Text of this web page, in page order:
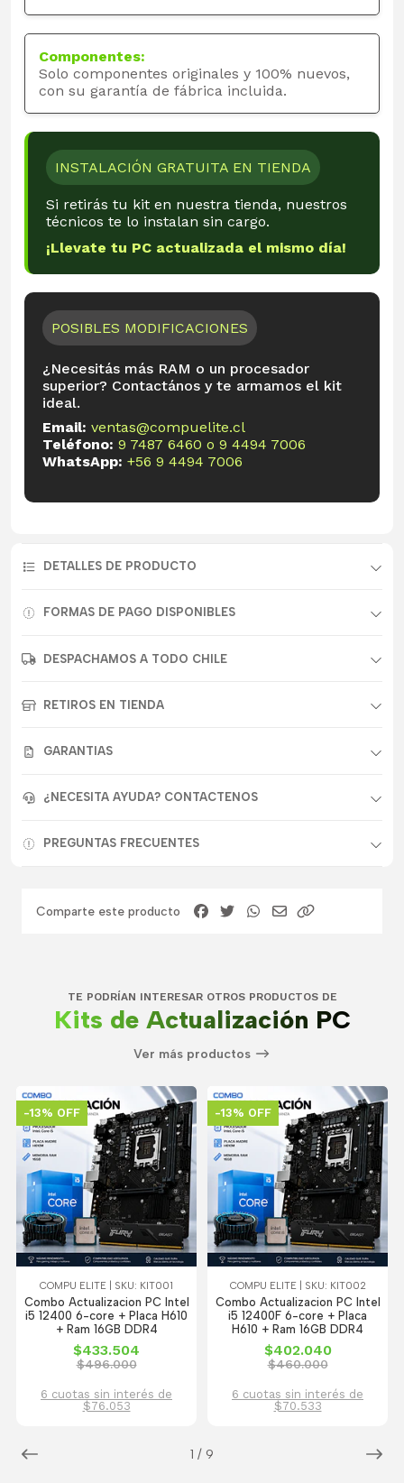
Componentes:
Solo componentes originales y 100% nuevos,
con su garantía de fábrica incluida.
INSTALACIÓN GRATUITA EN TIENDA
Si retirás tu kit en nuestra tienda, nuestros
técnicos te lo instalan sin cargo.
¡Llevate tu PC actualizada el mismo día!
POSIBLES MODIFICACIONES
¿Necesitás más RAM o un procesador
superior? Contactános y te armamos el kit
ideal.
Email: ventas@compuelite.cl
Teléfono: 9 7487 6460 o 9 4494 7006
WhatsApp: +56 9 4494 7006
DETALLES DE PRODUCTO
FORMAS DE PAGO DISPONIBLES
DESPACHAMOS A TODO CHILE
RETIROS EN TIENDA
GARANTIAS
¿NECESITA AYUDA? CONTACTENOS
PREGUNTAS FRECUENTES
Comparte este producto
TE PODRÍAN INTERESAR OTROS PRODUCTOS DE
Kits de Actualización PC
Ver más productos
1 / 9
-13% OFF
COMPU ELITE | SKU: KIT001
Combo Actualizacion PC Intel
i5 12400 6-core + Placa H610
+ Ram 16GB DDR4
$433.504
$496.000
6 cuotas sin interés de
$76.053
-13% OFF
COMPU ELITE | SKU: KIT002
Combo Actualizacion PC Intel
i5 12400F 6-core + Placa
H610 + Ram 16GB DDR4
$402.040
$460.000
6 cuotas sin interés de
$70.533